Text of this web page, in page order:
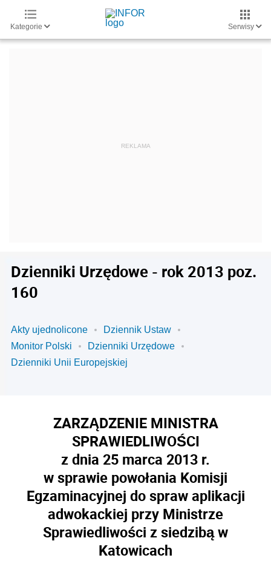
Kategorie Serwisy
Dzienniki Urzędowe - rok 2013 poz.
160
Akty ujednolicone
Dziennik Ustaw
Monitor Polski
Dzienniki Urzędowe
Dzienniki Unii Europejskiej
ZARZĄDZENIE MINISTRA
SPRAWIEDLIWOŚCI
z dnia 25 marca 2013 r.
w sprawie powołania Komisji
Egzaminacyjnej do spraw aplikacji
adwokackiej przy Ministrze
Sprawiedliwości z siedzibą w
Katowicach